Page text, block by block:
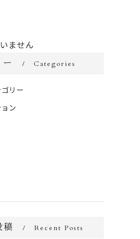
ません
Categories
リー
ン
稿 Recent Posts